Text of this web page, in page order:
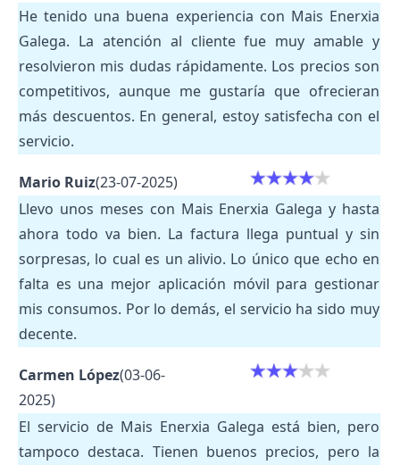
He tenido una buena experiencia con Mais Enerxia
Galega. La atención al cliente fue muy amable y
resolvieron mis dudas rápidamente. Los precios son
competitivos, aunque me gustaría que ofrecieran
más descuentos. En general, estoy satisfecha con el
servicio.
Mario Ruiz(23-07-2025)
Llevo unos meses con Mais Enerxia Galega y hasta
ahora todo va bien. La factura llega puntual y sin
sorpresas, lo cual es un alivio. Lo único que echo en
falta es una mejor aplicación móvil para gestionar
mis consumos. Por lo demás, el servicio ha sido muy
decente.
Carmen López(03-06-
2025)
El servicio de Mais Enerxia Galega está bien, pero
tampoco destaca. Tienen buenos precios, pero la